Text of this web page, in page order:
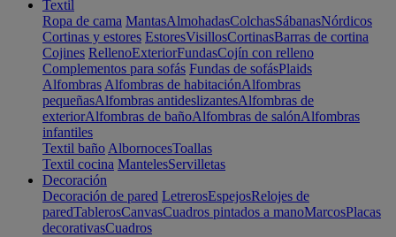
Textil
Ropa de cama MantasAlmohadasColchasSábanasNórdicos
Cortinas y estores EstoresVisillosCortinasBarras de cortina
Cojines RellenoExteriorFundasCojín con relleno
Complementos para sofás Fundas de sofásPlaids
Alfombras Alfombras de habitaciónAlfombras
pequeñasAlfombras antideslizantesAlfombras de
exteriorAlfombras de bañoAlfombras de salónAlfombras
infantiles
Textil baño AlbornocesToallas
Textil cocina MantelesServilletas
Decoración
Decoración de pared LetrerosEspejosRelojes de
paredTablerosCanvasCuadros pintados a manoMarcosPlacas
decorativasCuadros